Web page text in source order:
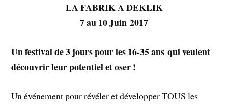
LA FABRIK A DEKLIK
7 au 10 Juin 2017
Un festival de 3 jours pour les 16-35 ans qui veulent
découvrir leur potentiel et oser !
Un événement pour révéler et développer TOUS les